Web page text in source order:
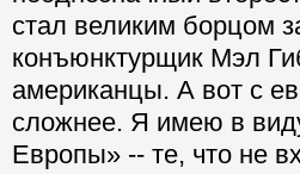
стал великим борцом
конъюнктурщик Мэл
американцы. А вот с
сложнее. Я имею в
Европы» -- те, что не